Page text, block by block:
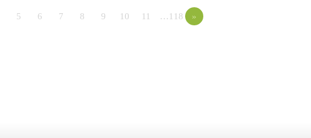
5 6 7 8 9 10 11 …118 »